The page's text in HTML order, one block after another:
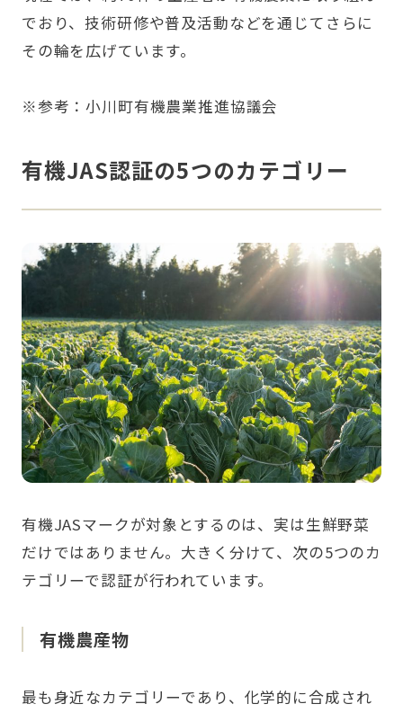
でおり、技術研修や普及活動などを通じてさらに
その輪を広げています。
※参考：小川町有機農業推進協議会
有機JAS認証の5つのカテゴリー
有機JASマークが対象とするのは、実は生鮮野菜
だけではありません。大きく分けて、次の5つのカ
テゴリーで認証が行われています。
有機農産物
最も身近なカテゴリーであり、化学的に合成され